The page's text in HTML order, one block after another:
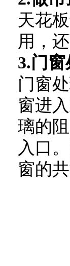
天花
用，
3.门窗
门窗
窗进
璃的
入口
窗的共